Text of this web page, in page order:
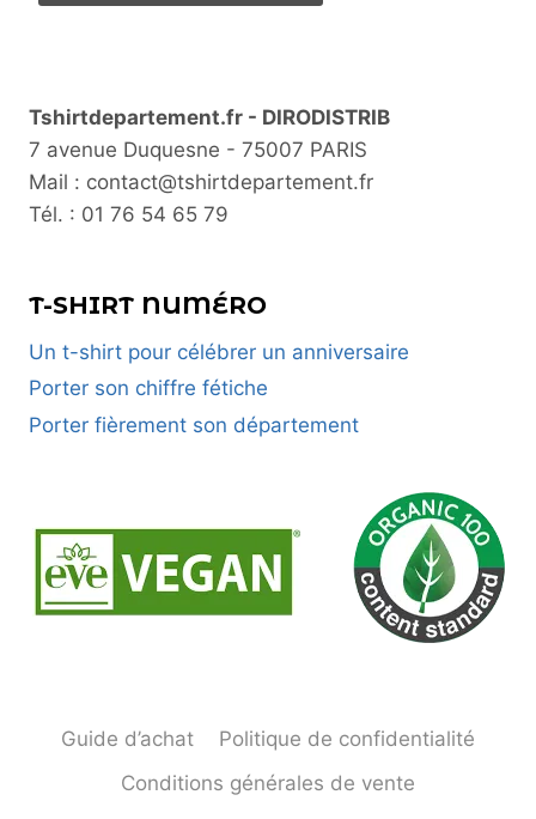
Tshirtdepartement.fr - DIRODISTRIB
7 avenue Duquesne - 75007 PARIS
Mail : contact@tshirtdepartement.fr
Tél. : 01 76 54 65 79
T-SHIRT NUMÉRO
Un t-shirt pour célébrer un anniversaire
Porter son chiffre fétiche
Porter fièrement son département
Guide d’achat
Politique de confidentialité
Conditions générales de vente